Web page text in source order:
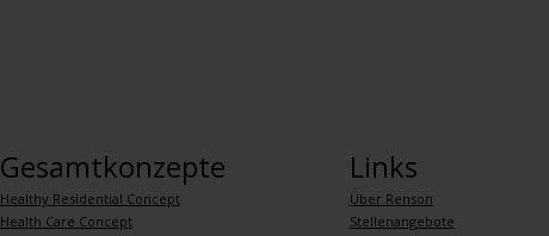
Gesamtkonzepte
Healthy Residential Concept
Health Care Concept
Links
Über Renson
Stellenangebote